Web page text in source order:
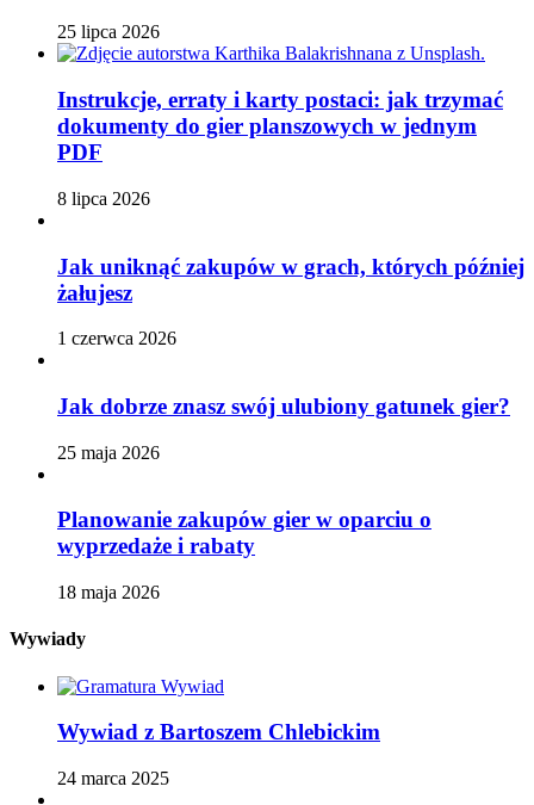
25 lipca 2026
Instrukcje, erraty i karty postaci: jak trzymać
dokumenty do gier planszowych w jednym
PDF
8 lipca 2026
Jak uniknąć zakupów w grach, których później
żałujesz
1 czerwca 2026
Jak dobrze znasz swój ulubiony gatunek gier?
25 maja 2026
Planowanie zakupów gier w oparciu o
wyprzedaże i rabaty
18 maja 2026
Wywiady
Wywiad z Bartoszem Chlebickim
24 marca 2025